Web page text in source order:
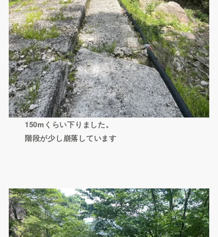
150mくらい下りました。
階段が少し崩落しています